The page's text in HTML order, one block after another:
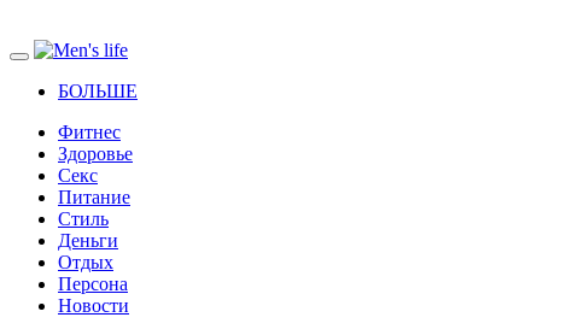
БОЛЬШЕ
Фитнес
Здоровье
Секс
Питание
Стиль
Деньги
Отдых
Персона
Новости